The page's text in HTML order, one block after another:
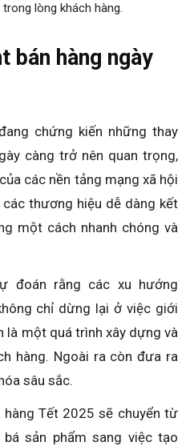
lòng khách hàng.
bán hàng ngày
chứng kiến những thay
càng trở nên quan trọng,
các nền tảng mạng xã hội
thương hiệu dễ dàng kết
một cách nhanh chóng và
đoán rằng các xu hướng
chỉ dừng lại ở việc giới
là một quá trình xây dựng và
hàng. Ngoài ra còn đưa ra
sâu sắc.
Tết 2025 sẽ chuyển từ
sản phẩm sang việc tạo